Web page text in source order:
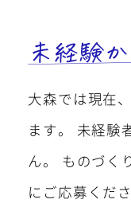
TEL
大森では現在
ます。
未経験
ん。
ものづく
にご応募くださ